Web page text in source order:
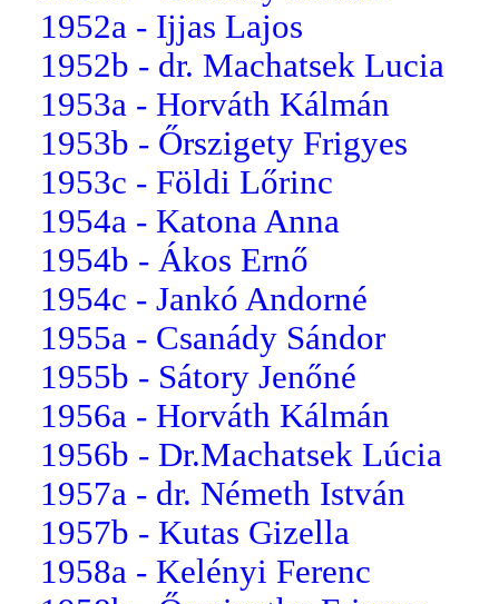
1952a - Ijjas Lajos
1952b - dr. Machatsek Lucia
1953a - Horváth Kálmán
1953b - Őrszigety Frigyes
1953c - Földi Lőrinc
1954a - Katona Anna
1954b - Ákos Ernő
1954c - Jankó Andorné
1955a - Csanády Sándor
1955b - Sátory Jenőné
1956a - Horváth Kálmán
1956b - Dr.Machatsek Lúcia
1957a - dr. Németh István
1957b - Kutas Gizella
1958a - Kelényi Ferenc